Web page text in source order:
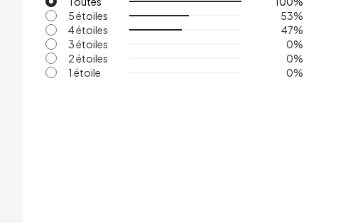
5 étoiles
53%
4 étoiles
47%
3 étoiles
0%
2 étoiles
0%
1 étoile
0%